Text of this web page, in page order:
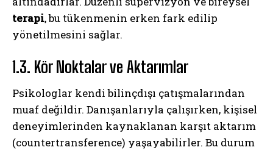
terapi, bu tükenmenin erken fark edilip
yönetilmesini sağlar.
1.3. Kör Noktalar ve Aktarımlar
Psikologlar kendi bilinçdışı çatışmalarından
muaf değildir. Danışanlarıyla çalışırken, kişisel
deneyimlerinden kaynaklanan karşıt aktarım
(countertransference) yaşayabilirler. Bu durum